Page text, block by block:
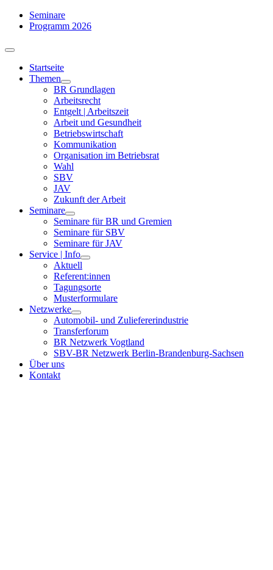
Zum
Inhalt
Seminare
Programm 2026
Toggle
NavigationStartseite
Themen
BR Grundlagen
Arbeits­recht
Entgelt | Arbeitszeit
Arbeit und Gesundheit
Betriebswirtschaft
Kommuni­kation
Organisation im Betriebsrat
Wahl
SBV
JAV
Zukunft der Arbeit
Seminare
Seminare für BR und Gremien
Seminare für SBV
Seminare für JAV
Service | Info
Aktuell
Referent:innen
Tagungsorte
Musterformulare
Netzwerke
Automobil- und Zuliefererindustrie
Transferforum
BR Netzwerk Vogtland
SBV-BR Netzwerk Berlin-Brandenburg-Sachsen
Über uns
Kontakt